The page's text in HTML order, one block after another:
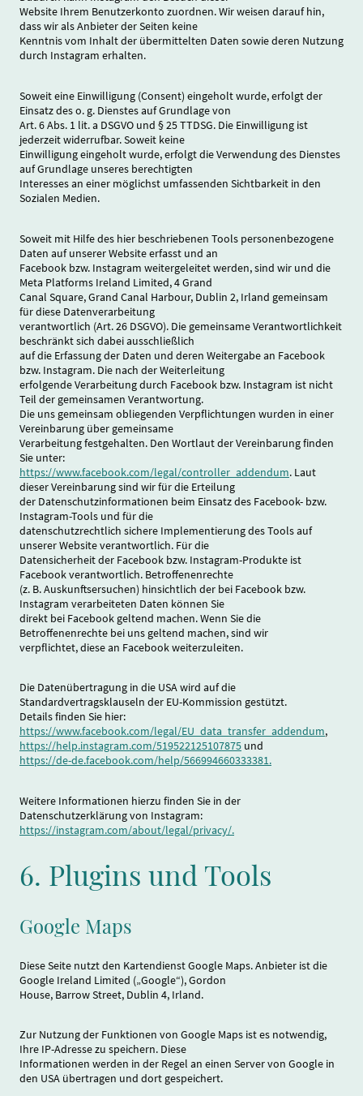
Website Ihrem Benutzerkonto zuordnen. Wir weisen darauf hin,
dass wir als Anbieter der Seiten keine
Kenntnis vom Inhalt der übermittelten Daten sowie deren Nutzung
durch Instagram erhalten.
Soweit eine Einwilligung (Consent) eingeholt wurde, erfolgt der
Einsatz des o. g. Dienstes auf Grundlage von
Art. 6 Abs. 1 lit. a DSGVO und § 25 TTDSG. Die Einwilligung ist
jederzeit widerrufbar. Soweit keine
Einwilligung eingeholt wurde, erfolgt die Verwendung des Dienstes
auf Grundlage unseres berechtigten
Interesses an einer möglichst umfassenden Sichtbarkeit in den
Sozialen Medien.
Soweit mit Hilfe des hier beschriebenen Tools personenbezogene
Daten auf unserer Website erfasst und an
Facebook bzw. Instagram weitergeleitet werden, sind wir und die
Meta Platforms Ireland Limited, 4 Grand
Canal Square, Grand Canal Harbour, Dublin 2, Irland gemeinsam
für diese Datenverarbeitung
verantwortlich (Art. 26 DSGVO). Die gemeinsame Verantwortlichkeit
beschränkt sich dabei ausschließlich
auf die Erfassung der Daten und deren Weitergabe an Facebook
bzw. Instagram. Die nach der Weiterleitung
erfolgende Verarbeitung durch Facebook bzw. Instagram ist nicht
Teil der gemeinsamen Verantwortung.
Die uns gemeinsam obliegenden Verpflichtungen wurden in einer
Vereinbarung über gemeinsame
Verarbeitung festgehalten. Den Wortlaut der Vereinbarung finden
Sie unter:
https://www.facebook.com/legal/controller_addendum. Laut
dieser Vereinbarung sind wir für die Erteilung
der Datenschutzinformationen beim Einsatz des Facebook- bzw.
Instagram-Tools und für die
datenschutzrechtlich sichere Implementierung des Tools auf
unserer Website verantwortlich. Für die
Datensicherheit der Facebook bzw. Instagram-Produkte ist
Facebook verantwortlich. Betroffenenrechte
(z. B. Auskunftsersuchen) hinsichtlich der bei Facebook bzw.
Instagram verarbeiteten Daten können Sie
direkt bei Facebook geltend machen. Wenn Sie die
Betroffenenrechte bei uns geltend machen, sind wir
verpflichtet, diese an Facebook weiterzuleiten.
Die Datenübertragung in die USA wird auf die
Standardvertragsklauseln der EU-Kommission gestützt.
Details finden Sie hier:
https://www.facebook.com/legal/EU_data_transfer_addendum,
https://help.instagram.com/519522125107875 und
https://de-de.facebook.com/help/566994660333381.
Weitere Informationen hierzu finden Sie in der
Datenschutzerklärung von Instagram:
https://instagram.com/about/legal/privacy/.
6. Plugins und Tools
Google Maps
Diese Seite nutzt den Kartendienst Google Maps. Anbieter ist die
Google Ireland Limited („Google“), Gordon
House, Barrow Street, Dublin 4, Irland.
Zur Nutzung der Funktionen von Google Maps ist es notwendig,
Ihre IP-Adresse zu speichern. Diese
Informationen werden in der Regel an einen Server von Google in
den USA übertragen und dort gespeichert.